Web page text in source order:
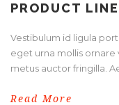
PRODUCT
Vestibulum id ligula
eget urna mollis
metus auctor fringilla.
Read More